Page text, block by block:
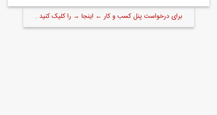
برای درخواست پنل کسب و کار ← اینجا → را کلیک کنید .